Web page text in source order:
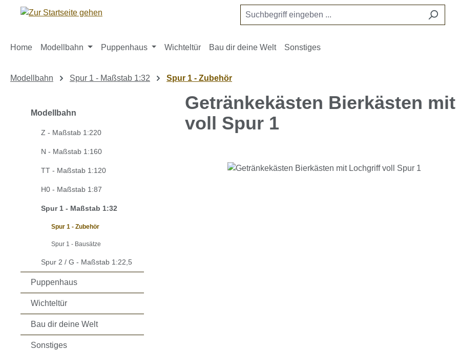
Hauptinhalt springen
Zur Suche springen
Zur Hauptnavigation springen
Home Modellbahn Puppenhaus Wichteltür Bau dir deine Welt Sonstiges
Modellbahn Spur 1 - Maßstab 1:32 Spur 1 - Zubehör
Modellbahn
Z - Maßstab 1:220
N - Maßstab 1:160
TT - Maßstab 1:120
H0 - Maßstab 1:87
Spur 1 - Maßstab 1:32
Spur 1 - Zubehör
Spur 1 - Bausätze
Spur 2 / G - Maßstab 1:22,5
Puppenhaus
Wichteltür
Bau dir deine Welt
Sonstiges
Getränkekästen Bierkästen
voll Spur 1
Bildergalerie überspringen